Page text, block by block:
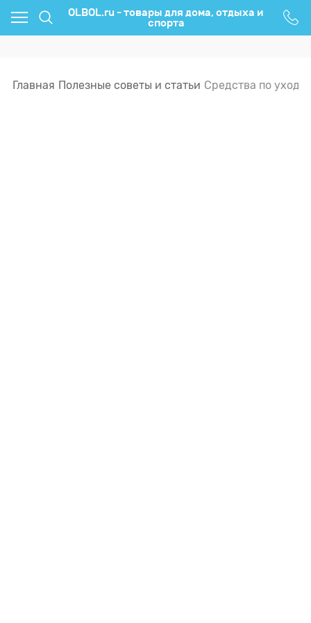
OLBOL.ru - товары для дома, отдыха и
спорта
Главная Полезные советы и статьи Средства по уходу